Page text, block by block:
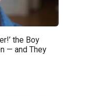
the Boy
— and They